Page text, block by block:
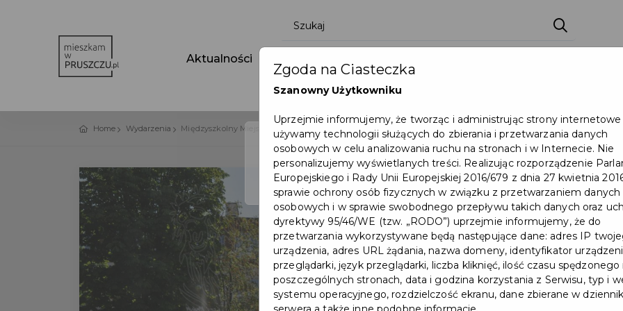
Aktualności
Dokumenty
Home Wydarzenia Międzyszkolny Miejski Konkurs pt. „Nasza szkoła – świadek historii, strażniczka tradycji i kreatorka nowoczesności”
Wydarzenie już się zakończyło
Zgoda na Ciasteczka
Szanowny Użytkowniku
Uprzejmie informujemy, że tworząc i administrując strony internetowe
używamy technologii służących do zbierania i przetwarzania danych
osobowych w celu analizowania ruchu na stronach i w Internecie. Nie
personalizujemy wyświetlanych treści. Realizując rozporządzenie
Europejskiego i Rady Unii Europejskiej 2016/679 z dnia 27 kwietnia
sprawie ochrony osób fizycznych w związku z przetwarzaniem danych
osobowych i w sprawie swobodnego przepływu takich danych oraz
dyrektywy 95/46/WE (tzw. „RODO”) uprzejmie informujemy, że do
przetwarzania wykorzystywane będą następujące dane: adres IP
urządzenia, adres URL żądania, nazwa domeny, identyfikator
przeglądarki, język przeglądarki, liczba kliknięć, ilość czasu spędzonego
poszczególnych stronach, data i godzina korzystania z Serwisu, typ i
systemu operacyjnego, rozdzielczość ekranu, dane zbierane w